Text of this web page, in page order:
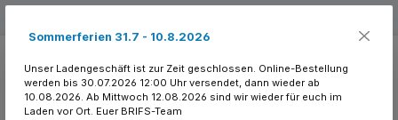
Sommerferien 31.7 - 10.8.2026
Unser Ladengeschäft ist zur Zeit geschlossen. Online-Bestellung
werden bis 30.07.2026 12:00 Uhr versendet, dann wieder ab
10.08.2026. Ab Mittwoch 12.08.2026 sind wir wieder für euch im
Laden vor Ort. Euer BRIFS-Team